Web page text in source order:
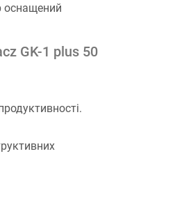
оснащений
GK-1 plus 50